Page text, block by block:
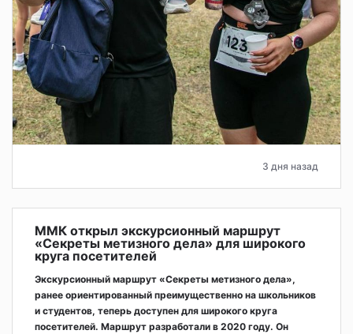
3 дня назад
ММК открыл экскурсионный маршрут
«Секреты метизного дела» для широкого
круга посетителей
Экскурсионный маршрут «Секреты метизного дела»,
ранее ориентированный преимущественно на школьников
и студентов, теперь доступен для широкого круга
посетителей. Маршрут разработали в 2020 году. Он